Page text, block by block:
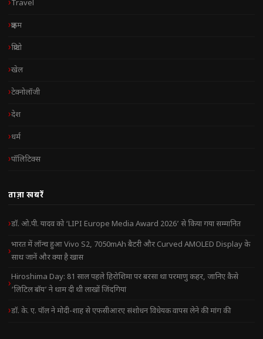
Travel
क्राइम
क्रिप्टो
खेल
टेक्नोलॉजी
देश
धर्म
पॉलिटिक्स
ताज़ा खबरें
डॉ. ओ.पी. यादव को ‘LIPI Europe Media Award 2026’ से किया गया सम्मानित
भारत में लॉन्च हुआ Vivo S2, 7050mAh बैटरी और Curved AMOLED Display के
साथ जानें और क्या है खास
Hiroshima Day: 81 साल पहले हिरोशिमा पर बरसा था परमाणु कहर, जानिए कैसे
‘लिटिल बॉय’ ने थाम दी थी लाखों जिंदगियां
डॉ. के. ए. पॉल ने मोदी-शाह से एफसीआरए संशोधन विधेयक वापस लेने की मांग की